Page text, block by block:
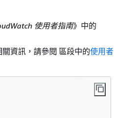
使用者指南》中的
資訊，請參閱 區段中的使用者